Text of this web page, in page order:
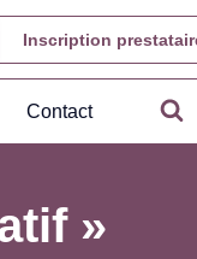
Inscription
Contact
»